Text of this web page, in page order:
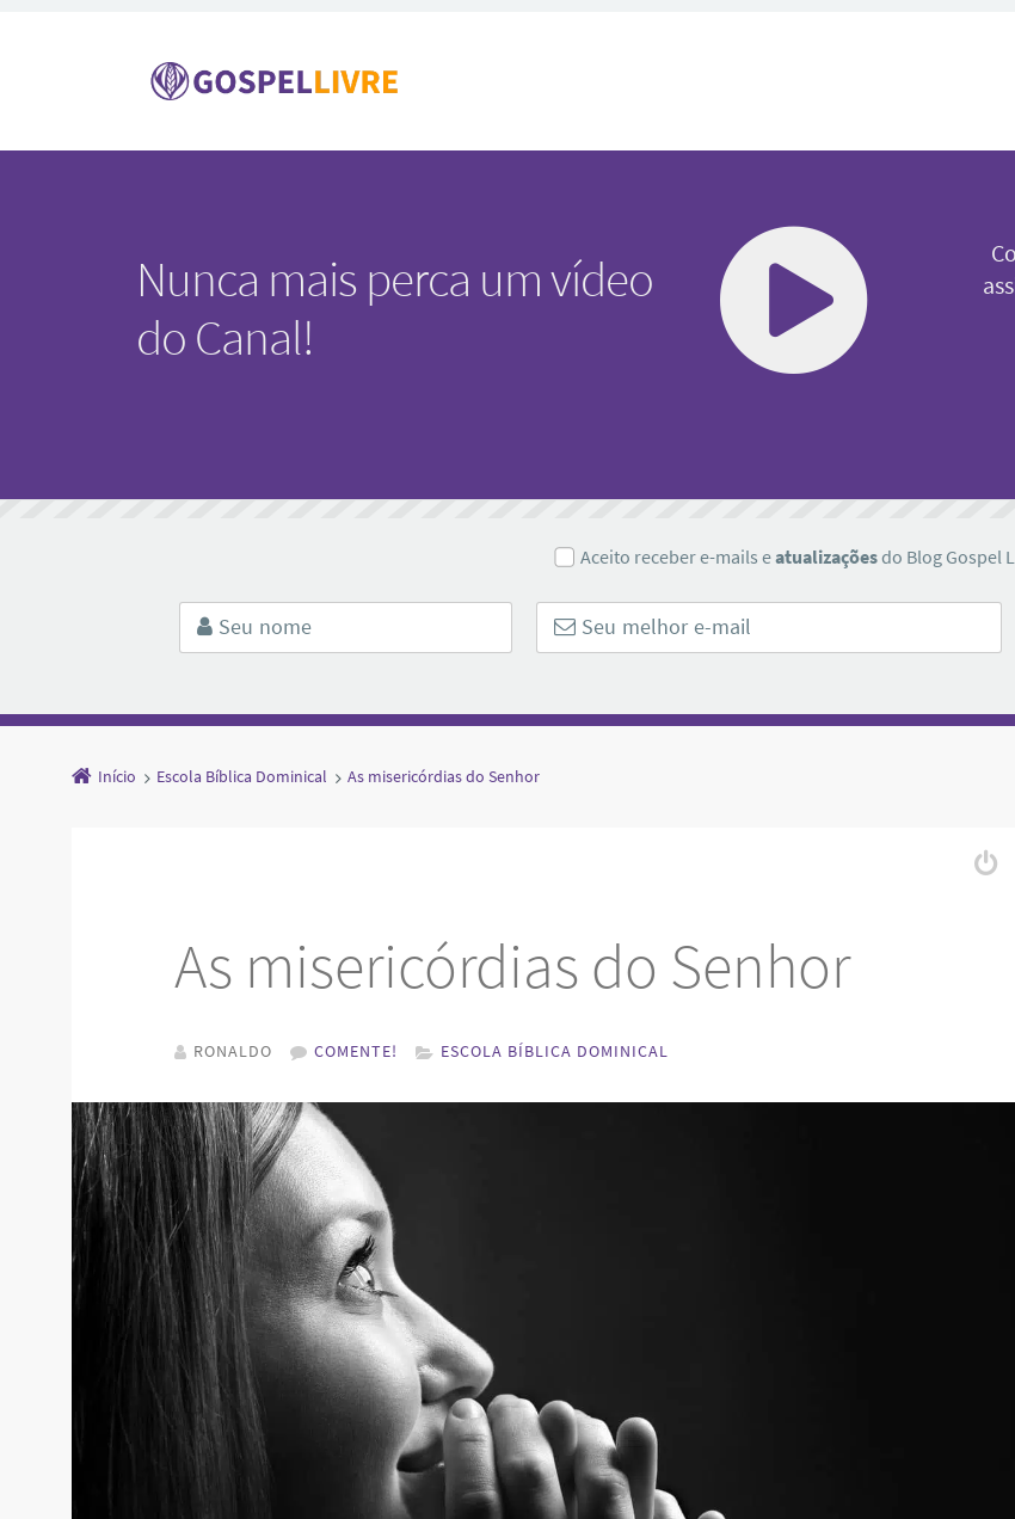
Nunca mais perca um vídeo
do Canal!
Aceito receber e-mails eatualizaçõesdo Blog Gospel
Início Escola Bíblica Dominical As misericórdias do Senhor
As misericórdias do Senhor
RONALDO COMENTE! ESCOLA BÍBLICA DOMINICAL